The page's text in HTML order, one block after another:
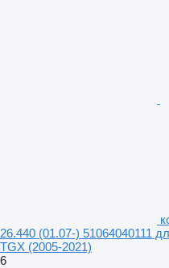
26.440 (01.07-) 51064040111
TGX (2005-2021)
6